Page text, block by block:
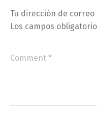
Tu dirección de
Los campos